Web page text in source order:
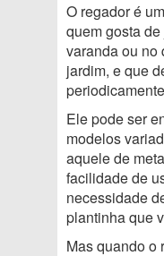
O regador é
quem gosta
varanda ou no
jardim, e que
Ele pode ser
modelos
aquele de
facilidade de
necessidade
plantinha que
Mas quando o